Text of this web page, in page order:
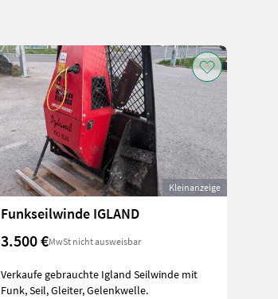
Kleinanzeige
Funkseilwinde IGLAND
3.500 €MwSt nicht ausweisbar
Verkaufe gebrauchte Igland Seilwinde mit
Funk, Seil, Gleiter, Gelenkwelle.